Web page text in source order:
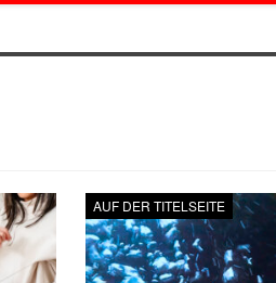
AUF DER TITELSEITE